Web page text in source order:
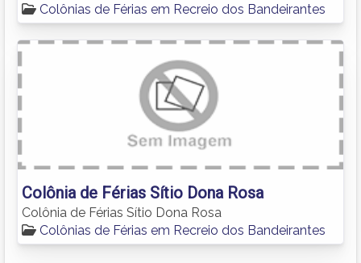
Colônias de Férias em Recreio dos Bandeirantes
Colônia de Férias Sítio Dona Rosa
Colônia de Férias Sítio Dona Rosa
Colônias de Férias em Recreio dos Bandeirantes